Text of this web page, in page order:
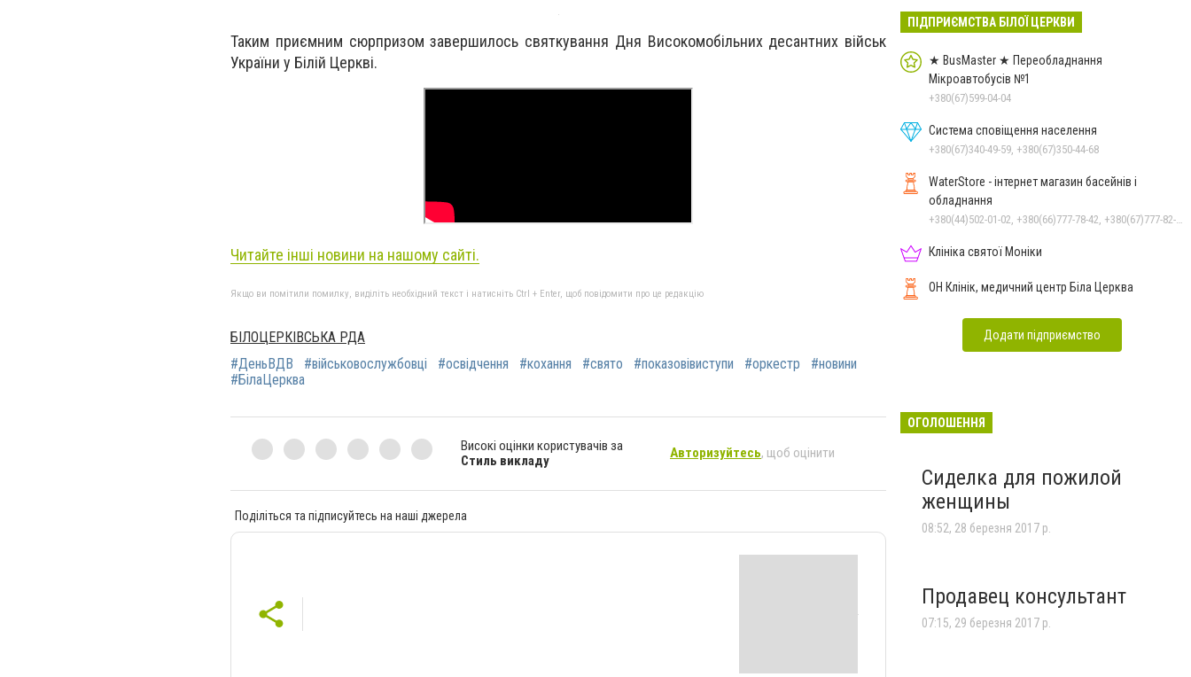
Таким приємним сюрпризом завершилось святкування Дня Високомобільних десантних військ
України у Білій Церкві.
Читайте інші новини на нашому сайті.
Якщо ви помітили помилку, виділіть необхідний текст і натисніть Ctrl + Enter, щоб повідомити про це редакцію
БІЛОЦЕРКІВСЬКА РДА
#ДеньВДВ
#військовослужбовці #освідчення #кохання #свято #показовівиступи #оркестр
#новини
#БілаЦерква
Високі оцінки користувачів за
Стиль викладу
Авторизуйтесь, щоб оцінити
Поділіться та підписуйтесь на наші джерела
Всі матеріали тут
ПІДПРИЄМСТВА БІЛОЇ ЦЕРКВИ
★ BusMaster ★ Переобладнання
Мікроавтобусів №1
+380(67)599-04-04
Система сповіщення населення
+380(67)340-49-59, +380(67)350-44-68
WaterStore - інтернет магазин басейнів і
обладнання
Клініка святої Моніки
ОН Клінік, медичний центр Біла Церква
Додати підприємство
ОГОЛОШЕННЯ
Сиделка для пожилой
женщины
08:52, 28 березня 2017 р.
Продавец консультант
07:15, 29 березня 2017 р.